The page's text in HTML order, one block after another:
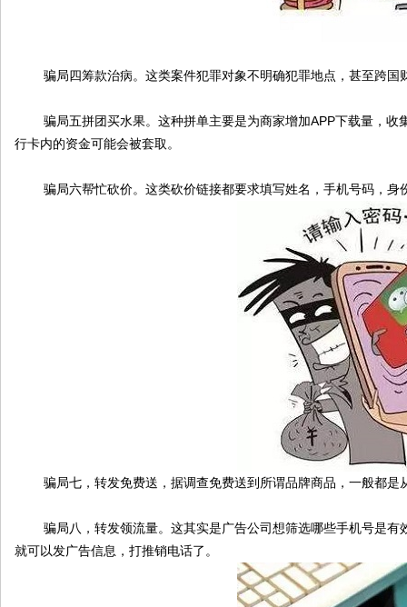
骗局四筹款治病。这类案件犯罪对象不明确犯罪地点，甚至跨国
骗局五拼团买水果。这种拼单主要是为商家增加APP下载量，收
行卡内的资金可能会被套取。
骗局六帮忙砍价。这类砍价链接都要求填写姓名，手机号码，身
骗局七，转发免费送，据调查免费送到所谓品牌商品，一般都是
骗局八，转发领流量。这其实是广告公司想筛选哪些手机号是有
就可以发广告信息，打推销电话了。